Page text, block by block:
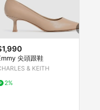
尖頭跟鞋
& KEITH
2%